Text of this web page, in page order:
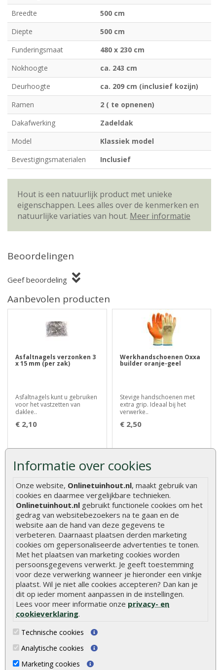
Informatie over cookies
Onze website, Onlinetuinhout.nl, maakt gebruik van
cookies en daarmee vergelijkbare technieken.
Onlinetuinhout.nl gebruikt functionele cookies om het
gedrag van websitebezoekers na te gaan en de
website aan de hand van deze gegevens te
verbeteren. Daarnaast plaatsen derden marketing
cookies om gepersonaliseerde advertenties te tonen.
Met het plaatsen van marketing cookies worden
persoonsgegevens verwerkt. Je geeft toestemming
voor deze verwerking wanneer je hieronder een vinkje
plaatst. Wil je niet alle cookies accepteren? Dan kan je
dit op ieder moment aanpassen in de instellingen.
Lees voor meer informatie onze privacy- en
cookieverklaring.
Technische cookies
Analytische cookies
Marketing cookies
Breedte
500 cm
Diepte
500 cm
Funderingsmaat
480 x 230 cm
Nokhoogte
ca. 243 cm
Deurhoogte
ca. 209 cm (inclusief kozijn)
Ramen
2 ( te opnenen)
Dakafwerking
Zadeldak
Model
Klassiek model
Bevestigingsmaterialen
Inclusief
Hout is een natuurlijk product met unieke
eigenschappen. Lees alles over de kenmerken en
natuurlijke variaties van hout. Meer informatie
Beoordelingen
Geef beoordeling
Aanbevolen producten
Asfaltnagels verzonken 3
x 15 mm (per zak)
Asfaltnagels kunt u gebruiken
voor het vastzetten van
daklee..
€ 2,10
Werkhandschoenen Oxxa
builder oranje-geel
Stevige handschoenen met
extra grip. Ideaal bij het
verwerke..
€ 2,50
Vlonderpaal hardhout 6 x
6 x 50 cm
Vlonderpaal hardhout 6 x 6 x
50 cm worden, zoals de
naam al ..
€ 3,00
Tuinhuisset groot
Tuinhuisset groot bestaat uit
800 dakplankspijkers 800..
€ 14,95
Klanten kochten ook